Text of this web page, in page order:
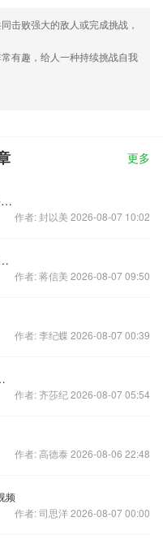
击败强大的敌人或完成挑战，
有趣，给人一种持续挑战自我
更多
《乱斗西游》IET前线采访：八强选手蛋嫂小沐
作者: 封以美 2026-08-07 10:02
三天乐 又一波福利来袭
作者: 蒋信美 2026-08-07 09:50
作者: 李纪蝶 2026-08-07 00:39
动助力内测
作者: 齐莎纪 2026-08-07 05:54
作者: 高德泰 2026-08-06 22:48
频
作者: 司思洋 2026-08-07 00:00